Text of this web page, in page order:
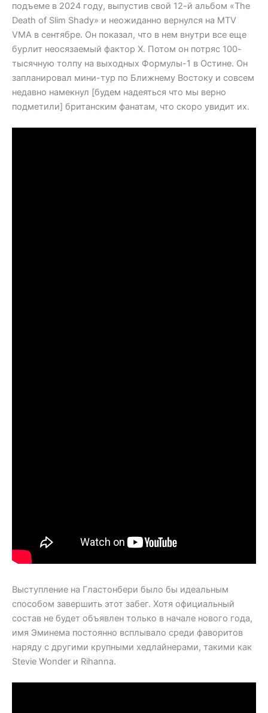
подъеме в 2024 году, выпустив свой 12-й альбом «The
Death of Slim Shady» и неожиданно вернулся на MTV
VMA в сентябре. Он показал, что в нем внутри все еще
бурлит неосязаемый фактор X. Потом он потряс 100-
тысячную толпу на выходных Формулы-1 в Остине. Он
запланировал мини-тур по Ближнему Востоку и совсем
недавно намекнул [будем надеяться что мы верно
подметили] британским фанатам, что скоро увидит их.
Выступление на Гластонбери было бы идеальным
способом завершить этот забег. Хотя официальный
состав не будет объявлен только в начале нового года,
имя Эминема постоянно всплывало среди фаворитов
наряду с другими крупными хедлайнерами, такими как
Stevie Wonder и Rihanna.